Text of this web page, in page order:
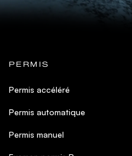
PERMIS
Permis accéléré
Permis automatique
Permis manuel